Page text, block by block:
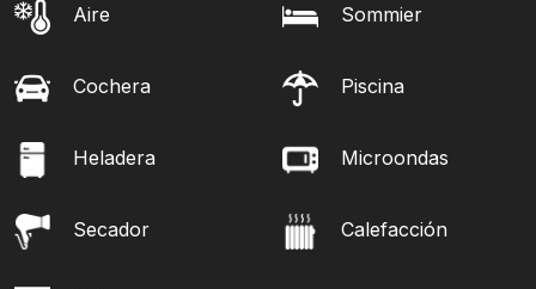
Aire Sommier
Cochera Piscina
Heladera Microondas
Secador Calefacción